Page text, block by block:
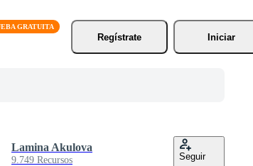
Regístrate
Iniciar
Lamina Akulova
9.749 Recursos Seguir